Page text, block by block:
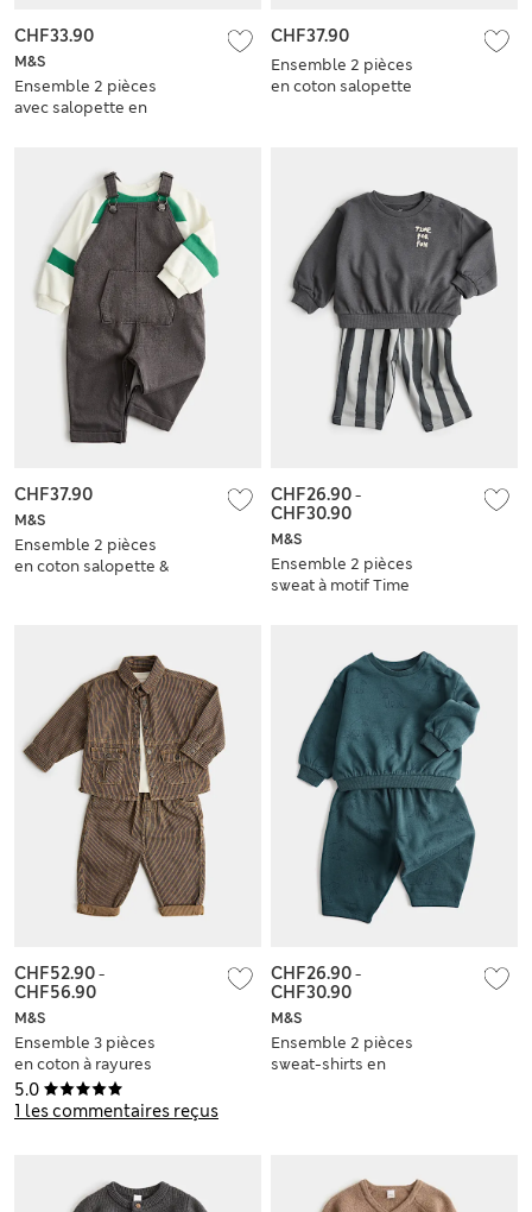
M&S
Ensemble 2 pièces
avec salopette en
CHF33.90
Ensemble 2 pièces
en coton salopette
CHF37.90
M&S
Ensemble 2 pièces
en coton salopette &
CHF37.90
M&S
Ensemble 2 pièces
sweat à motif Time
CHF26.90-
CHF30.90
5.0
1 les commentaires reçus
M&S
Ensemble 3 pièces
en coton à rayures
(jusqu’au 5 ans)
CHF52.90-
CHF56.90
M&S
Ensemble 2 pièces
sweat-shirts en
CHF26.90-
CHF30.90